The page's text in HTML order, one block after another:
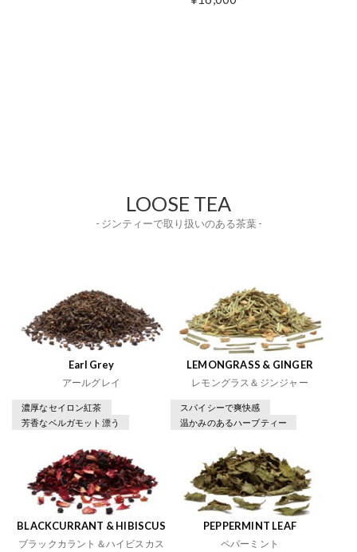
LOOSE TEA
- ジンティーで取り扱いのある茶葉 -
Earl Grey
アールグレイ
濃厚なセイロン紅茶
芳香なベルガモット漂う
LEMONGRASS & GINGER
レモングラス＆ジンジャー
スパイシーで爽快感
温かみのあるハーブティー
BLACKCURRANT & HIBISCUS
ブラックカラント＆ハイビスカス
PEPPERMINT LEAF
ペパーミント